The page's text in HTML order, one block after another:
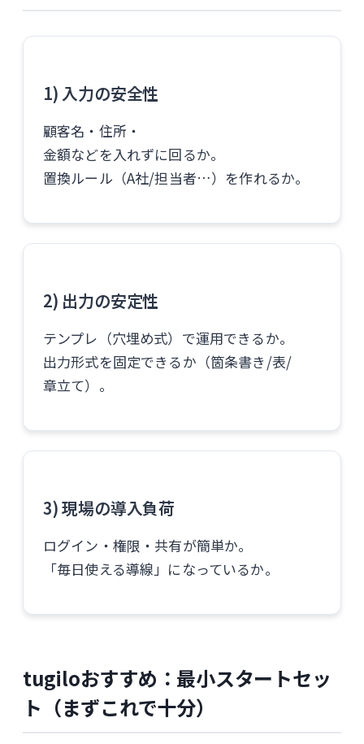
1) 入力の安全性
顧客名・住所・
金額などを入れずに回るか。
置換ルール（A社/担当者…）を作れるか。
2) 出力の安定性
テンプレ（穴埋め式）で運用できるか。
出力形式を固定できるか（箇条書き/表/
章立て）。
3) 現場の導入負荷
ログイン・権限・共有が簡単か。
「毎日使える導線」になっているか。
tugiloおすすめ：最小スタートセッ
ト（まずこれで十分）